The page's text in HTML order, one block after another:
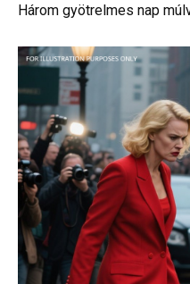
Három gyötrelmes nap